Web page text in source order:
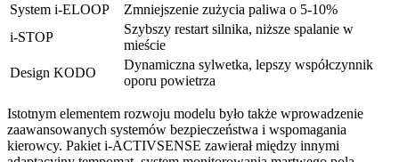
System i-ELOOP
Zmniejszenie zużycia paliwa o 5-10%
i-STOP
Szybszy restart silnika, niższe spalanie w
mieście
Design KODO
Dynamiczna sylwetka, lepszy współczynnik
oporu powietrza
Istotnym elementem rozwoju modelu było także wprowadzenie
zaawansowanych systemów bezpieczeństwa i wspomagania
kierowcy. Pakiet i-ACTIVSENSE zawierał między innymi